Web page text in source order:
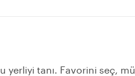
yerliyi tanı. Favorini seç,